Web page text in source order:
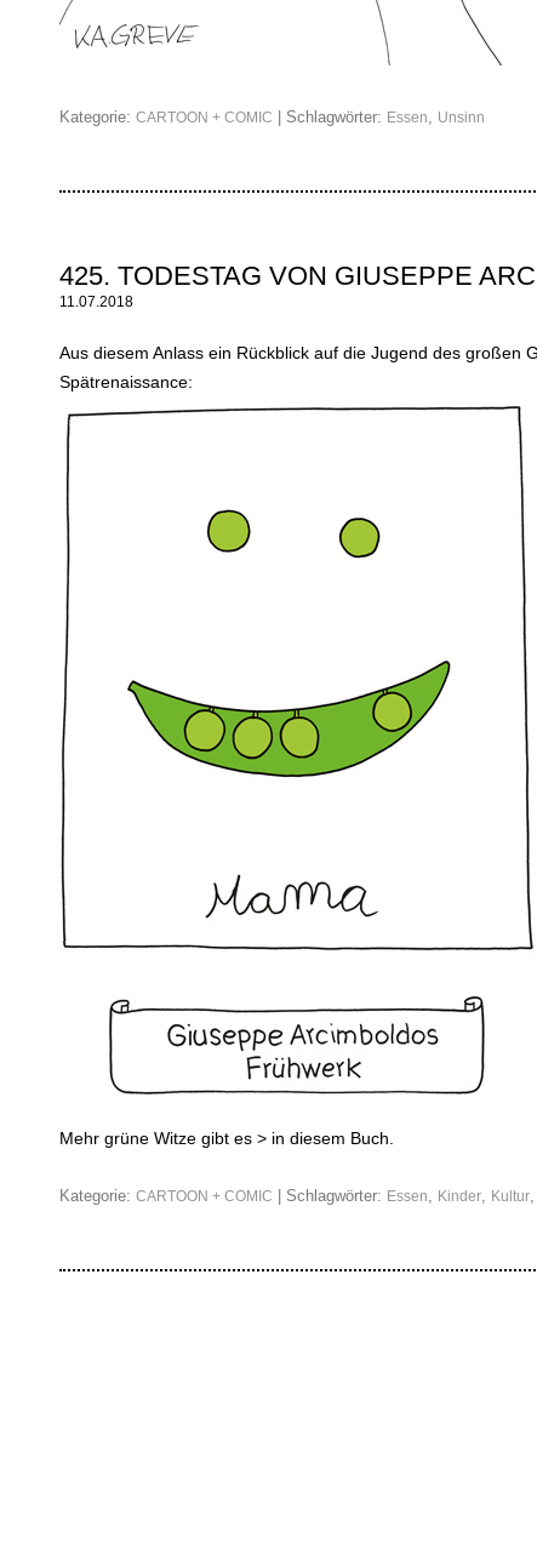
Kategorie: CARTOON + COMIC | Schlagwörter: Essen, Unsinn
425. TODESTAG VON GIUSEPPE
11.07.2018
Aus diesem Anlass ein Rückblick auf die Jugend des großen
Spätrenaissance:
Mehr grüne Witze gibt es > in diesem Buch.
Kategorie: CARTOON + COMIC | Schlagwörter: Essen, Kinder, Kultur,